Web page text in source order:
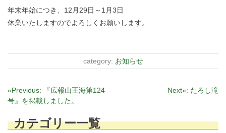
年末年始につき、12月29日～1月3日
休業いたしますのでよろしくお願いします。
category: お知らせ
投
稿
ナ
«Previous:
『広報山王海第124
号』を掲載しました。
Next»: たろし滝
カテゴリー一覧